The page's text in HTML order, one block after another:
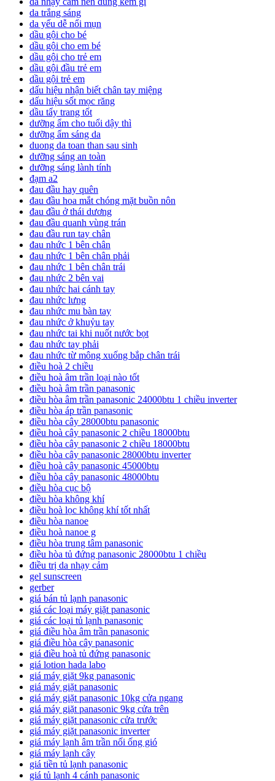
da trắng sáng
da yếu dễ nổi mụn
dầu gội cho bé
dầu gội cho em bé
dầu gội cho trẻ em
dầu gội đầu trẻ em
dầu gội trẻ em
dấu hiệu nhận biết chân tay miệng
dấu hiệu sốt mọc răng
dầu tẩy trang tốt
dưỡng ẩm cho tuổi dậy thì
dưỡng ẩm sáng da
duong da toan than sau sinh
dưỡng sáng an toàn
dưỡng sáng lành tính
đạm a2
đau đầu hay quên
đau đầu hoa mắt chóng mặt buồn nôn
đau đầu ở thái dương
đau đầu quanh vùng trán
đau đầu run tay chân
đau nhức 1 bên chân
đau nhức 1 bên chân phải
đau nhức 1 bên chân trái
đau nhức 2 bên vai
đau nhức hai cánh tay
đau nhức lưng
đau nhức mu bàn tay
đau nhức ở khuỷu tay
đau nhức tai khi nuốt nước bọt
đau nhức tay phải
đau nhức từ mông xuống bắp chân trái
điều hoà 2 chiều
điều hoà âm trần loại nào tốt
điều hoà âm trần panasonic
điều hòa âm trần panasonic 24000btu 1 chiều inverter
điều hòa áp trần panasonic
điều hòa cây 28000btu panasonic
điều hoà cây panasonic 2 chiều 18000btu
điều hòa cây panasonic 2 chiều 18000btu
điều hòa cây panasonic 28000btu inverter
điều hoà cây panasonic 45000btu
điều hòa cây panasonic 48000btu
điều hòa cục bộ
điều hòa không khí
điều hoà lọc không khí tốt nhất
điều hòa nanoe
điều hoà nanoe g
điều hòa trung tâm panasonic
điều hòa tủ đứng panasonic 28000btu 1 chiều
điều trị da nhạy cảm
gel sunscreen
gerber
giá bán tủ lạnh panasonic
giá các loại máy giặt panasonic
giá các loại tủ lạnh panasonic
giá điều hòa âm trần panasonic
giá điều hòa cây panasonic
giá điều hoà tủ đứng panasonic
giá lotion hada labo
giá máy giặt 9kg panasonic
giá máy giặt panasonic
giá máy giặt panasonic 10kg cửa ngang
giá máy giặt panasonic 9kg cửa trên
giá máy giặt panasonic cửa trước
giá máy giặt panasonic inverter
giá máy lạnh âm trần nối ống gió
giá máy lạnh cây
giá tiền tủ lạnh panasonic
giá tủ lạnh 4 cánh panasonic